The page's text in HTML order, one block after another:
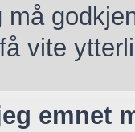
må
vite
emnet